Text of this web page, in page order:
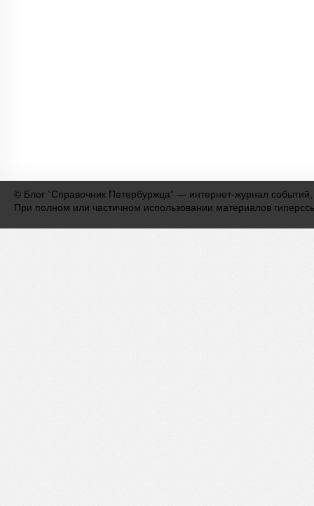
© Блог ”Справочник Петербуржца” — интернет-журнал
При полном или частичном использовании материалов